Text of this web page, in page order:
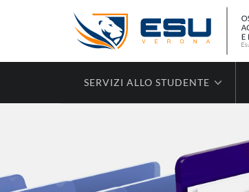
SERVIZI ALLO STUDENTE